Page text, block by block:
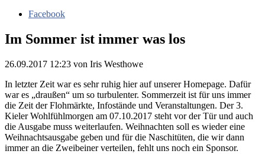
Facebook
Im Sommer ist immer was los
26.09.2017 12:23 von Iris Westhowe
In letzter Zeit war es sehr ruhig hier auf unserer Homepage. Dafür
war es „draußen“ um so turbulenter. Sommerzeit ist für uns immer
die Zeit der Flohmärkte, Infostände und Veranstaltungen. Der 3.
Kieler Wohlfühlmorgen am 07.10.2017 steht vor der Tür und auch
die Ausgabe muss weiterlaufen. Weihnachten soll es wieder eine
Weihnachtsausgabe geben und für die Naschitüten, die wir dann
immer an die Zweibeiner verteilen, fehlt uns noch ein Sponsor.